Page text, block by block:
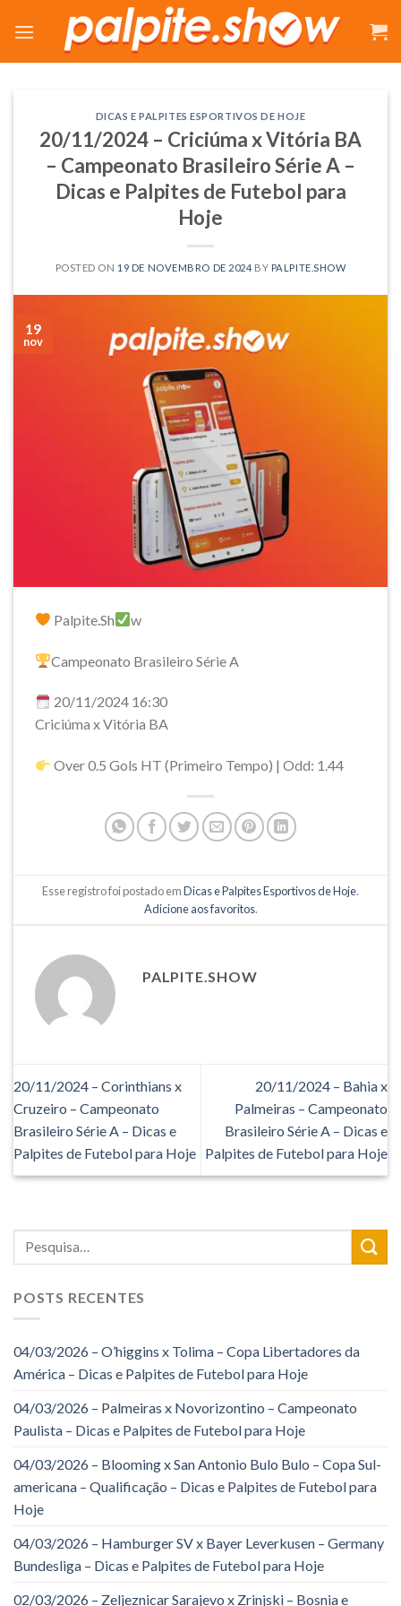
DICAS E PALPITES ESPORTIVOS DE HOJE
20/11/2024 – Criciúma x Vitória BA
– Campeonato Brasileiro Série A –
Dicas e Palpites de Futebol para
Hoje
POSTED ON 19 DE NOVEMBRO DE 2024 BY PALPITE.SHOW
19
nov
Palpite.Sh w
Campeonato Brasileiro Série A
20/11/2024 16:30
Criciúma x Vitória BA
Over 0.5 Gols HT (Primeiro Tempo) | Odd: 1.44
Esse registro foi postado emDicas e Palpites Esportivos de Hoje.
Adicione aos favoritos.
PALPITE.SHOW
20/11/2024 – Corinthians x
Cruzeiro – Campeonato
Brasileiro Série A – Dicas e
Palpites de Futebol para Hoje
20/11/2024 – Bahia x
Palmeiras – Campeonato
Brasileiro Série A – Dicas e
Palpites de Futebol para Hoje
POSTS RECENTES
04/03/2026 – O’higgins x Tolima – Copa Libertadores da
América – Dicas e Palpites de Futebol para Hoje
04/03/2026 – Palmeiras x Novorizontino – Campeonato
Paulista – Dicas e Palpites de Futebol para Hoje
04/03/2026 – Blooming x San Antonio Bulo Bulo – Copa Sul-
americana – Qualificação – Dicas e Palpites de Futebol para
Hoje
04/03/2026 – Hamburger SV x Bayer Leverkusen – Germany
Bundesliga – Dicas e Palpites de Futebol para Hoje
02/03/2026 – Zeljeznicar Sarajevo x Zrinjski – Bosnia e